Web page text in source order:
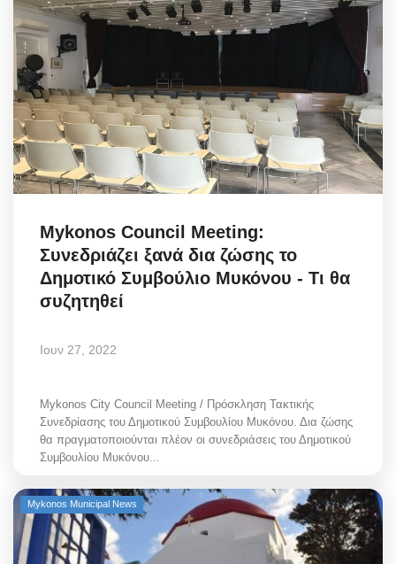
Mykonos Council Meeting:
Συνεδριάζει ξανά δια ζώσης το
Δημοτικό Συμβούλιο Μυκόνου - Τι θα
συζητηθεί
Ιουν 27, 2022
Mykonos City Council Meeting / Πρόσκληση Τακτικής
Συνεδρίασης του Δημοτικού Συμβουλίου Μυκόνου. Δια ζώσης
θα πραγματοποιούνται πλέον οι συνεδριάσεις του Δημοτικού
Συμβουλίου Μυκόνου...
Mykonos Municipal News